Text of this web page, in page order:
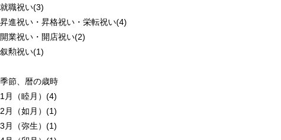
就職祝い(3)
昇進祝い・昇格祝い・栄転祝い(4)
開業祝い・開店祝い(2)
叙勲祝い(1)
季節、暦の歳時
1月（睦月）(4)
2月（如月）(1)
3月（弥生）(1)